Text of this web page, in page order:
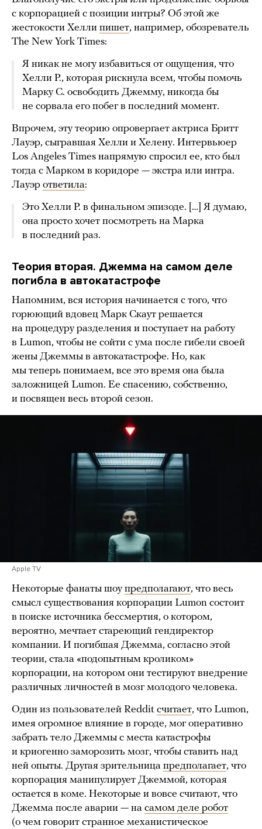
с корпорацией с позиции интры? Об этой же
жестокости Хелли пишет, например, обозреватель
The New York Times:
Я никак не могу избавиться от ощущения, что
Хелли Р., которая рискнула всем, чтобы помочь
Марку С. освободить Джемму, никогда бы
не сорвала его побег в последний момент.
Впрочем, эту теорию опровергает актриса Бритт
Лауэр, сыгравшая Хелли и Хелену. Интервьюер
Los Angeles Times напрямую спросил ее, кто был
тогда с Марком в коридоре — экстра или интра.
Лауэр ответила:
Это Хелли Р. в финальном эпизоде. […] Я думаю,
она просто хочет посмотреть на Марка
в последний раз.
Теория вторая. Джемма на самом деле
погибла в автокатастрофе
Напомним, вся история начинается с того, что
горюющий вдовец Марк Скаут решается
на процедуру разделения и поступает на работу
в Lumon, чтобы не сойти с ума после гибели своей
жены Джеммы в автокатастрофе. Но, как
мы теперь понимаем, все это время она была
заложницей Lumon. Ее спасению, собственно,
и посвящен весь второй сезон.
Apple TV
Некоторые фанаты шоупредполагают, что весь
смысл существования корпорации Lumon состоит
в поиске источника бессмертия, о котором,
вероятно, мечтает стареющий гендиректор
компании. И погибшая Джемма, согласно этой
теории, стала «подопытным кроликом»
корпорации, на котором они тестируют внедрение
различных личностей в мозг молодого человека.
Один из пользователей Reddit считает, что Lumon,
имея огромное влияние в городе, мог оперативно
забрать тело Джеммы с места катастрофы
и криогенно заморозить мозг, чтобы ставить над
ней опыты. Другая зрительница предполагает, что
корпорация манипулирует Джеммой, которая
остается в коме. Некоторые и вовсе считают, что
Джемма после аварии — на самом деле робот
(о чем говорит странное механистическое